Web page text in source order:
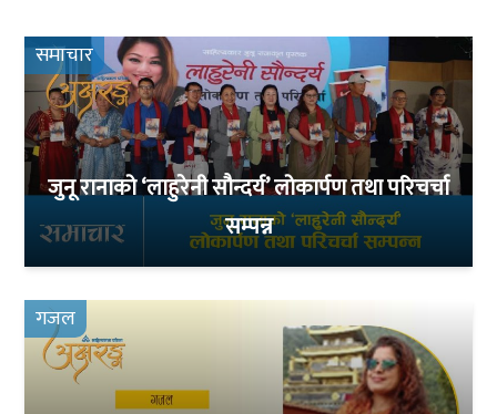
समाचार
जुनू रानाको ‘लाहुरेनी सौन्दर्य’ लोकार्पण तथा परिचर्चा
सम्पन्न
गजल